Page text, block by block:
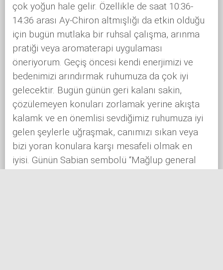
çok yoğun hale gelir. Özellikle de saat 10:36-
14:36 arası Ay-Chiron altmışlığı da etkin olduğu
için bugün mutlaka bir ruhsal çalışma, arınma
pratiği veya aromaterapi uygulaması
öneriyorum. Geçiş öncesi kendi enerjimizi ve
bedenimizi arındırmak ruhumuza da çok iyi
gelecektir. Bugün günün geri kalanı sakin,
çözülemeyen konuları zorlamak yerine akışta
kalamk ve en önemlisi sevdiğimiz ruhumuza iyi
gelen şeylerle uğraşmak, canımızı sıkan veya
bizi yoran konulara karşı mesafeli olmak en
iyisi. Günün Sabian sembolü “Mağlup general